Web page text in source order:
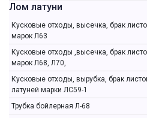
Лом латуни
Кусковые отходы, высечка, брак
марок Л63
Кусковые отходы ,высечка, брак
марок Л68, Л70,
Кусковые отходы, вырубка, брак
латуней марки ЛС59-1
Трубка бойлерная Л-68